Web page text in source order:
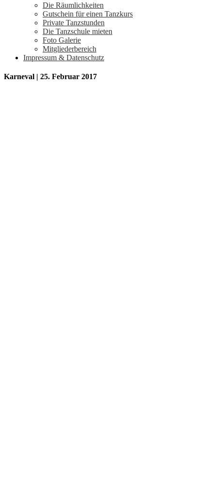
Die Räumlichkeiten
Gutschein für einen Tanzkurs
Private Tanzstunden
Die Tanzschule mieten
Foto Galerie
Mitgliederbereich
Impressum & Datenschutz
Karneval | 25. Februar 2017